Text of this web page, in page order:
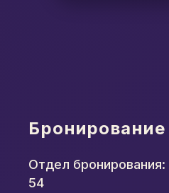
Бронирование
Отдел бронирования:
54